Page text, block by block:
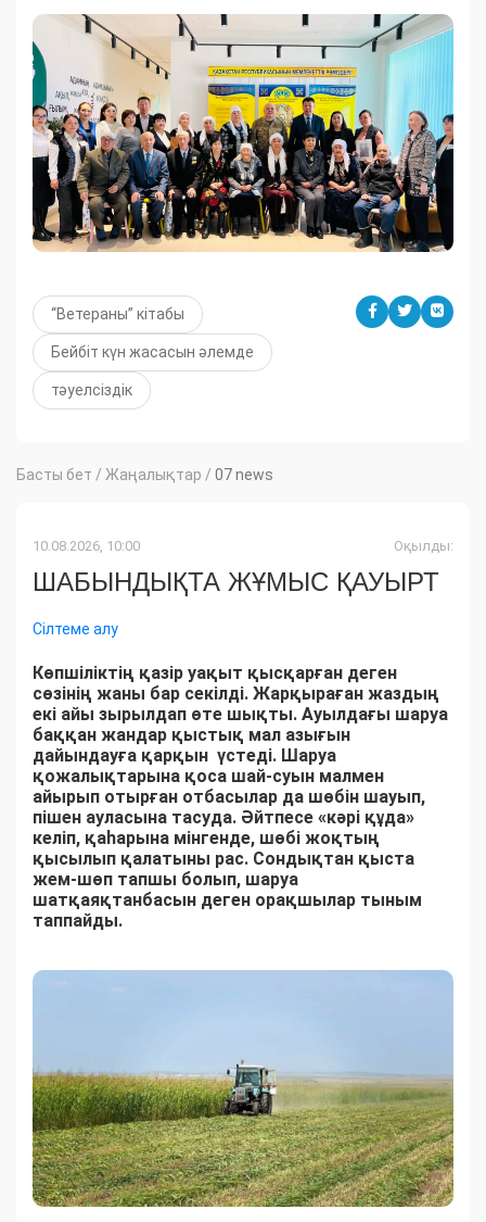
“Ветераны” кітабы
Бейбіт күн жасасын әлемде
тәуелсіздік
Басты бет / Жаңалықтар / 07 news
10.08.2026, 10:00 Оқылды:
ШАБЫНДЫҚТА ЖҰМЫС ҚАУЫРТ
Сілтеме алу
Көпшіліктің қазір уақыт қысқарған деген
сөзінің жаны бар секілді. Жарқыраған жаздың
екі айы зырылдап өте шықты. Ауылдағы шаруа
баққан жандар қыстық мал азығын
дайындауға қарқын үстеді. Шаруа
қожалықтарына қоса шай-суын малмен
айырып отырған отбасылар да шөбін шауып,
пішен ауласына тасуда. Әйтпесе «кәрі құда»
келіп, қаһарына мінгенде, шөбі жоқтың
қысылып қалатыны рас. Сондықтан қыста
жем-шөп тапшы болып, шаруа
шатқаяқтанбасын деген орақшылар тыным
таппайды.